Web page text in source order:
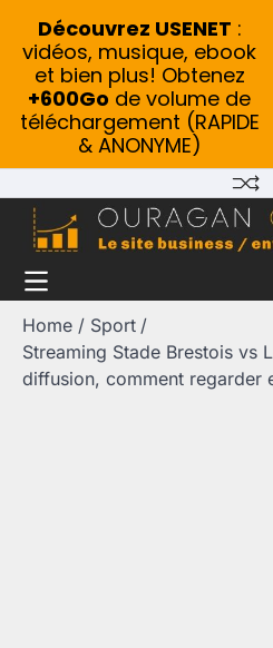
content
Home
Sport
Streaming Stade Brestois vs
diffusion, comment regarder
Découvrez USENET :
vidéos, musique, ebook
et bien plus! Obtenez
+600Go de volume de
téléchargement (RAPIDE
& ANONYME)